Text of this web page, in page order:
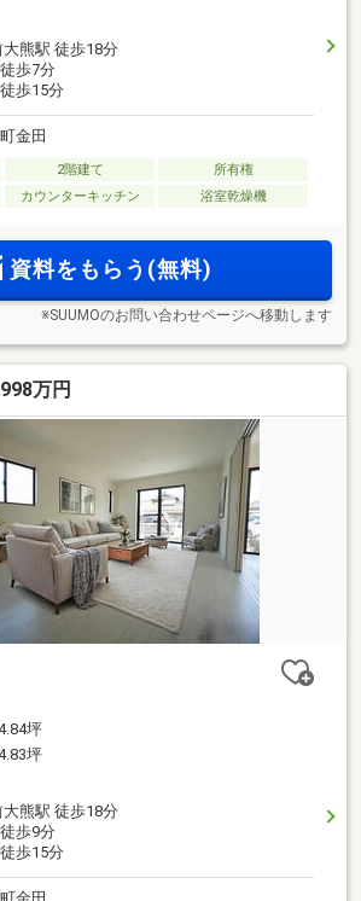
熊駅 徒歩18分
歩7分
歩15分
金田
2階建て
所有権
カウンターキッチン 浴室乾燥機
資料をもらう(無料)
※SUUMOのお問い合わせページへ移動します
万円
坪
坪
熊駅 徒歩18分
歩9分
歩15分